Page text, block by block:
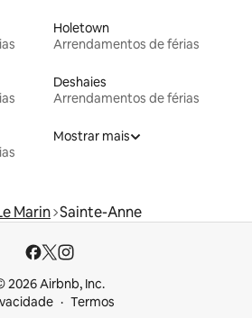
Holetown
Arrendamentos de férias
Deshaies
Arrendamentos de férias
Mostrar mais
Marin Sainte-Anne
2026 Airbnb, Inc.
Termos